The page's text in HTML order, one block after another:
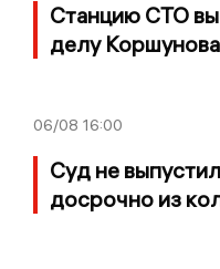
Станцию СТО
делу Коршунова
06/08 16:00
Суд не
досрочно из